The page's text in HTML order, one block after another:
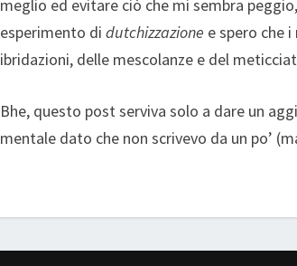
meglio ed evitare ciò che mi sembra
esperimento di dutchizzazione e spero che
ibridazioni, delle mescolanze e del
Bhe, questo post serviva solo a dare un
mentale dato che non scrivevo da un po’